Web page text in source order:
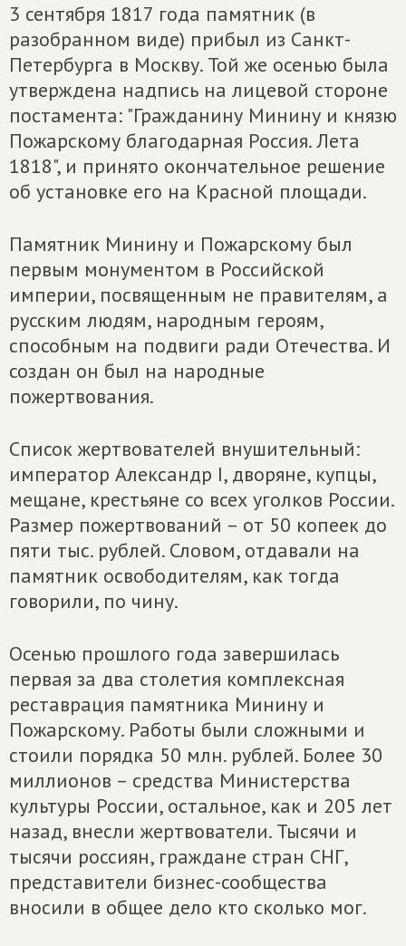
3 сентября 1817 года памятник (в
разобранном виде) прибыл из Санкт-
Петербурга в Москву. Той же осенью была
утверждена надпись на лицевой стороне
постамента: "Гражданину Минину и князю
Пожарскому благодарная Россия. Лета
1818", и принято окончательное решение
об установке его на Красной площади.
Памятник Минину и Пожарскому был
первым монументом в Российской
империи, посвященным не правителям, а
русским людям, народным героям,
способным на подвиги ради Отечества. И
создан он был на народные
пожертвования.
Список жертвователей внушительный:
император Александр I, дворяне, купцы,
мещане, крестьяне со всех уголков России.
Размер пожертвований – от 50 копеек до
пяти тыс. рублей. Словом, отдавали на
памятник освободителям, как тогда
говорили, по чину.
Осенью прошлого года завершилась
первая за два столетия комплексная
реставрация памятника Минину и
Пожарскому. Работы были сложными и
стоили порядка 50 млн. рублей. Более 30
миллионов – средства Министерства
культуры России, остальное, как и 205 лет
назад, внесли жертвователи. Тысячи и
тысячи россиян, граждане стран СНГ,
представители бизнес-сообщества
вносили в общее дело кто сколько мог.